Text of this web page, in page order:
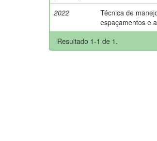
2022
Técnica de
espaçamentos e
Resultado 1-1 de 1.